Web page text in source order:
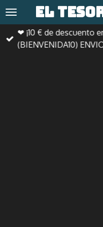
Ir
al
contenido
principal
El
❤ ¡10 € de descuento
(BIENVENIDA10)